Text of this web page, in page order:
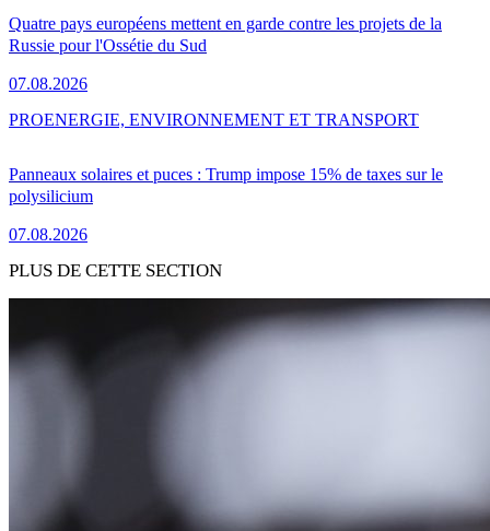
Quatre pays européens mettent en garde contre les projets de la
Russie pour l'Ossétie du Sud
07.08.2026
Panneaux solaires et puces : Trump impose 15% de taxes sur le
polysilicium
07.08.2026
PROENERGIE, ENVIRONNEMENT ET TRANSPORT
PLUS DE CETTE SECTION